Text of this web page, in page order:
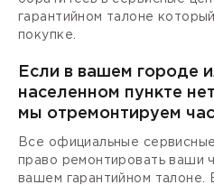
гарантийном талоне
покупке.
Если в вашем городе
населенном пункте
мы отремонтируем
Все официальные
право ремонтировать ваши
вашем гарантийном